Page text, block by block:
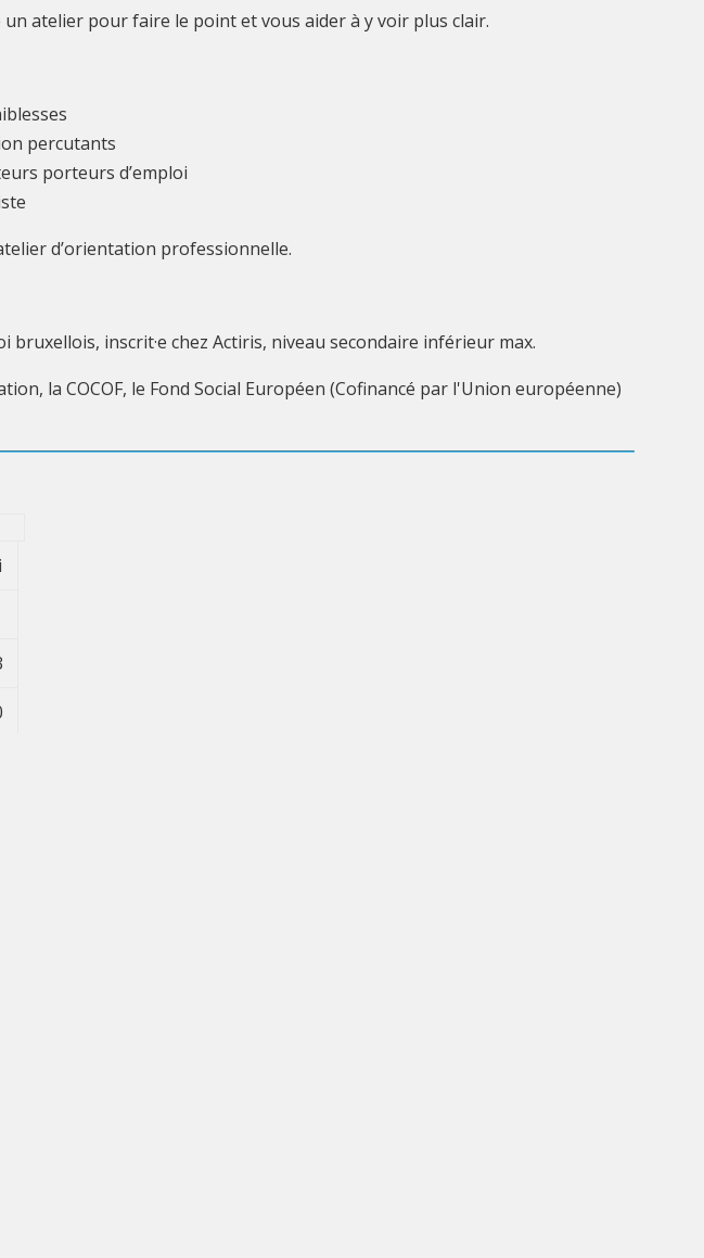
atelier pour faire le point et vous aider à y voir plus clair.
percutants
porteurs d’emploi
d’orientation professionnelle.
bruxellois, inscrit·e chez Actiris, niveau secondaire inférieur max.
la COCOF, le Fond Social Européen (Cofinancé par l'Union européenne)
di